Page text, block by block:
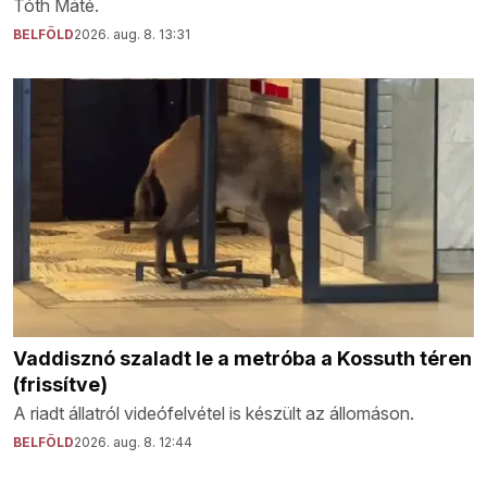
Tóth Máté.
BELFÖLD2026. aug. 8. 13:31
Vaddisznó szaladt le a metróba a Kossuth téren
(frissítve)
A riadt állatról videófelvétel is készült az állomáson.
BELFÖLD2026. aug. 8. 12:44